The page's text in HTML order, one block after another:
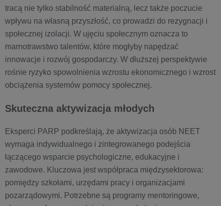
tracą nie tylko stabilność materialną, lecz także poczucie
wpływu na własną przyszłość, co prowadzi do rezygnacji i
społecznej izolacji. W ujęciu społecznym oznacza to
marnotrawstwo talentów, które mogłyby napędzać
innowacje i rozwój gospodarczy. W dłuższej perspektywie
rośnie ryzyko spowolnienia wzrostu ekonomicznego i wzrost
obciążenia systemów pomocy społecznej.
Skuteczna aktywizacja młodych
Eksperci PARP podkreślają, że aktywizacja osób NEET
wymaga indywidualnego i zintegrowanego podejścia
łączącego wsparcie psychologiczne, edukacyjne i
zawodowe. Kluczowa jest współpraca międzysektorowa:
pomiędzy szkołami, urzędami pracy i organizacjami
pozarządowymi. Potrzebne są programy mentoringowe,